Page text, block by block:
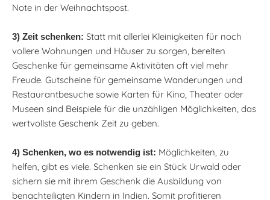
Note in der Weihnachtspost.
3) Zeit schenken: Statt mit allerlei Kleinigkeiten für noch
vollere Wohnungen und Häuser zu sorgen, bereiten
Geschenke für gemeinsame Aktivitäten oft viel mehr
Freude. Gutscheine für gemeinsame Wanderungen und
Restaurantbesuche sowie Karten für Kino, Theater oder
Museen sind Beispiele für die unzähligen Möglichkeiten, das
wertvollste Geschenk Zeit zu geben.
4) Schenken, wo es notwendig ist: Möglichkeiten, zu
helfen, gibt es viele. Schenken sie ein Stück Urwald oder
sichern sie mit ihrem Geschenk die Ausbildung von
benachteiligten Kindern in Indien. Somit profitieren